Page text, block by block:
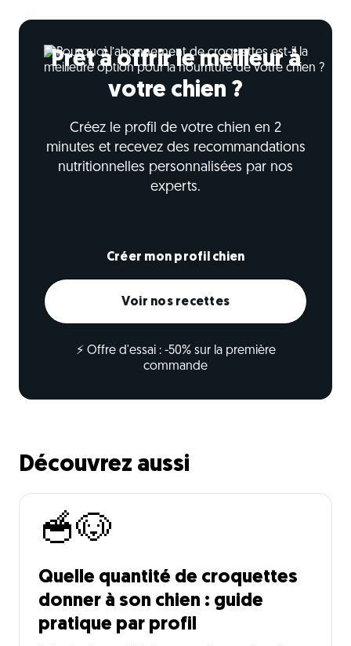
Prêt à offrir le meilleur à
votre chien ?
Créez le profil de votre chien en 2
minutes et recevez des recommandations
nutritionnelles personnalisées par nos
experts.
Créer mon profil chien
Voir nos recettes
⚡ Offre d'essai : -50% sur la première
commande
Découvrez aussi
🥣🐶
Quelle quantité de croquettes
donner à son chien : guide
pratique par profil